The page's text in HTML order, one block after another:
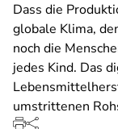
Dass die
globale Klima,
noch die
jedes Kind. Das
umstrittenen